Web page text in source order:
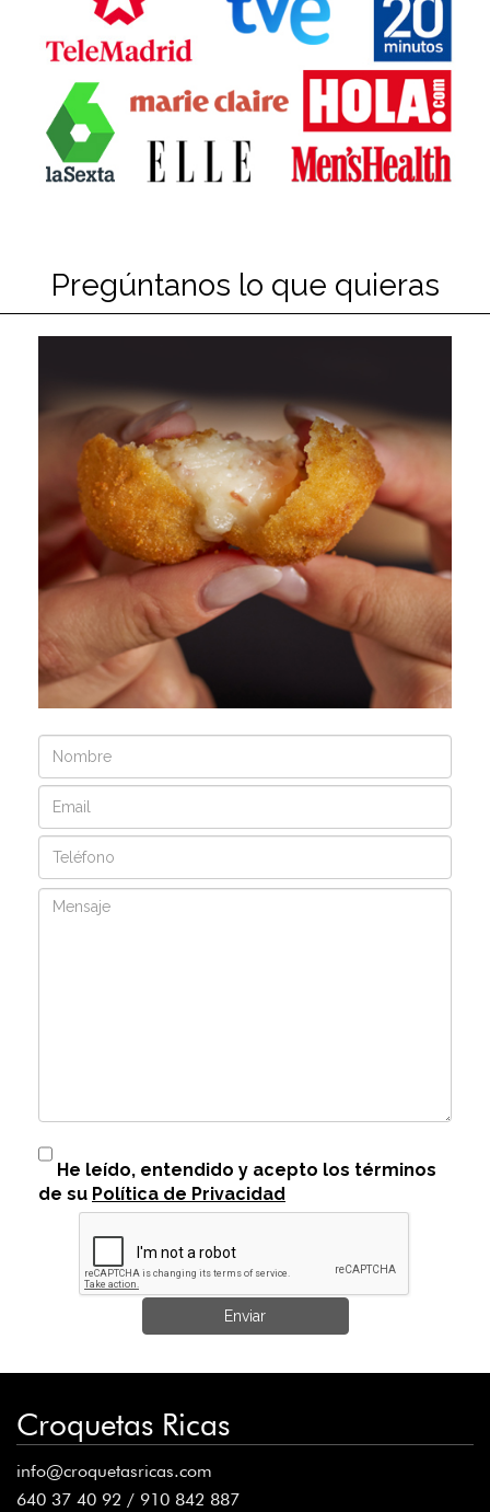
Pregúntanos lo que quieras
Nombre
Email
Teléfono
Mensaje
He leído, entendido y acepto los términos
de su Política de Privacidad
Enviar
Croquetas Ricas
info@croquetasricas.com
640 37 40 92 / 910 842 887